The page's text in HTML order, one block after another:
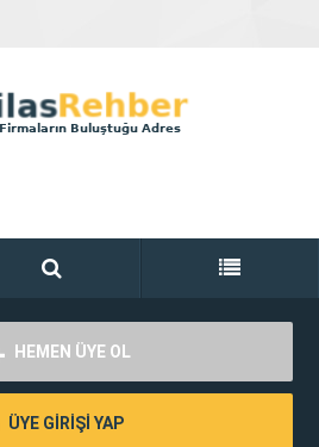
HEMEN ÜYE OL
ÜYE GİRİŞİ YAP